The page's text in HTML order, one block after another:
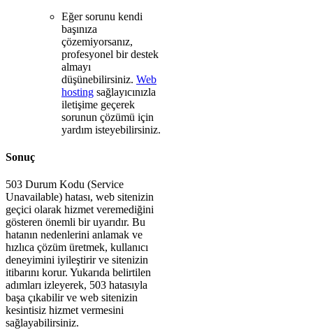
Eğer sorunu kendi
başınıza
çözemiyorsanız,
profesyonel bir destek
almayı
düşünebilirsiniz. Web
hosting sağlayıcınızla
iletişime geçerek
sorunun çözümü için
yardım isteyebilirsiniz.
Sonuç
503 Durum Kodu (Service
Unavailable) hatası, web sitenizin
geçici olarak hizmet veremediğini
gösteren önemli bir uyarıdır. Bu
hatanın nedenlerini anlamak ve
hızlıca çözüm üretmek, kullanıcı
deneyimini iyileştirir ve sitenizin
itibarını korur. Yukarıda belirtilen
adımları izleyerek, 503 hatasıyla
başa çıkabilir ve web sitenizin
kesintisiz hizmet vermesini
sağlayabilirsiniz.